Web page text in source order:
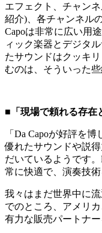
エフェクト、チャン
紹介)、各チャンネル
Capoは非常に広い用
ィック楽器とデジタ
たサウンドはクッキ
むのは、そういった
■「現場で頼れる存在
「Da Capoが好評を
優れたサウンドや説
だいているようです
常に快適で、演奏技
我々はまだ世界中に
でのところ、アメリ
有力な販売パートナ